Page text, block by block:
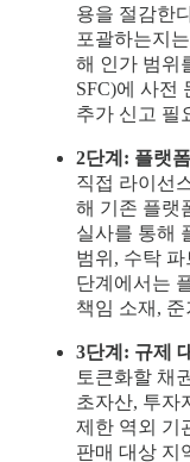
용을 절감한
포괄하는지
해 인가 범위
SFC)에 사전
추가 신고 필
2단계: 플랫
직접 라이선
해 기존 플랫
실사를 통해
범위, 수탁
단계에서는
책임 소재,
3단계: 규제
토큰화할 채
초자산, 투자
제한 역외 기
판매 대상 지